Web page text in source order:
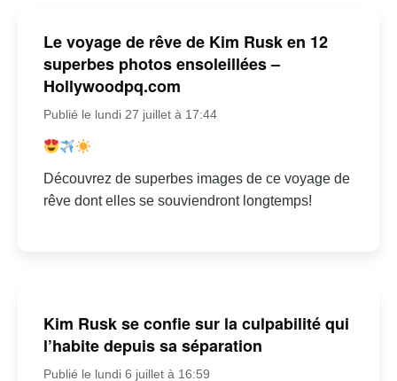
Le voyage de rêve de Kim Rusk en 12
superbes photos ensoleillées –
Hollywoodpq.com
Publié le lundi 27 juillet à 17:44
Découvrez de superbes images de ce voyage de
rêve dont elles se souviendront longtemps!
Kim Rusk se confie sur la culpabilité qui
l’habite depuis sa séparation
Publié le lundi 6 juillet à 16:59